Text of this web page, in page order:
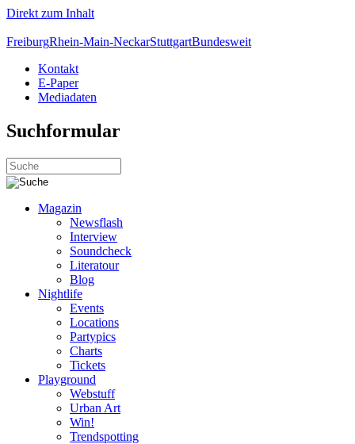
Direkt zum Inhalt
FreiburgRhein-Main-NeckarStuttgartBundesweit
Kontakt
E-Paper
Mediadaten
Suchformular
Magazin
Newsflash
Interview
Soundcheck
Literatour
Blog
Nightlife
Events
Locations
Partypics
Charts
Tickets
Playground
Webstuff
Urban Art
Win!
Trendspotting